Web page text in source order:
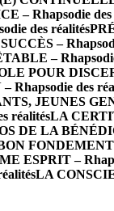
– Rhapsodie des
des réalités
–
–
POUR
Rhapsodie des
JEUNES
réalitésLA
DE LA
FONDEMENT
ESPRIT –
LA